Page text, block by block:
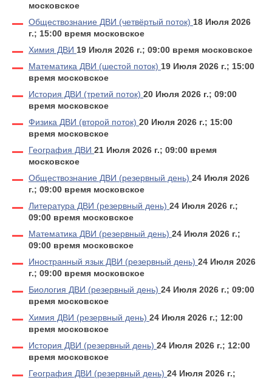
московское
Обществознание ДВИ (четвёртый поток) 18 Июля 2026
г.; 15:00 время московское
Химия ДВИ 19 Июля 2026 г.; 09:00 время московское
Математика ДВИ (шестой поток) 19 Июля 2026 г.; 15:00
время московское
История ДВИ (третий поток) 20 Июля 2026 г.; 09:00
время московское
Физика ДВИ (второй поток) 20 Июля 2026 г.; 15:00
время московское
География ДВИ 21 Июля 2026 г.; 09:00 время
московское
Обществознание ДВИ (резервный день) 24 Июля 2026
г.; 09:00 время московское
Литература ДВИ (резервный день) 24 Июля 2026 г.;
09:00 время московское
Математика ДВИ (резервный день) 24 Июля 2026 г.;
09:00 время московское
Иностранный язык ДВИ (резервный день) 24 Июля 2026
г.; 09:00 время московское
Биология ДВИ (резервный день) 24 Июля 2026 г.; 09:00
время московское
Химия ДВИ (резервный день) 24 Июля 2026 г.; 12:00
время московское
История ДВИ (резервный день) 24 Июля 2026 г.; 12:00
время московское
География ДВИ (резервный день) 24 Июля 2026 г.;